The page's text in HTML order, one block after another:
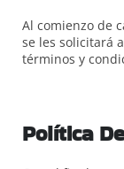
Al comienzo de
se les solicitará
términos y
Política